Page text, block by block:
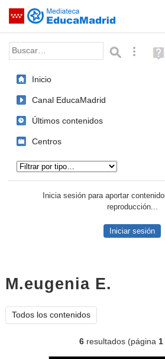
Saltar navegación
Palabra o frase: Búsqueda
(en
Inicio
Canal EducaMadrid
Últimos contenidos
Centros
Inicia sesión para aportar
reproducción...
Iniciar sesión
M.eugenia E.
Todos los contenidos
6 resultados (página1